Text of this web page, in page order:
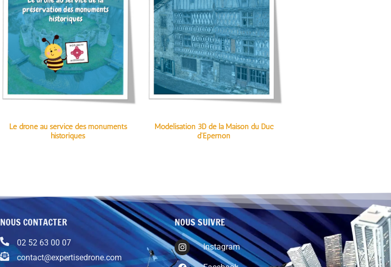
Le drone au service des monuments
historiques
Modélisation 3D de la Maison du Duc
d'Epernon
NOUS CONTACTER
02 52 63 00 07
contact@expertisedrone.com
NOUS SUIVRE
Instagram